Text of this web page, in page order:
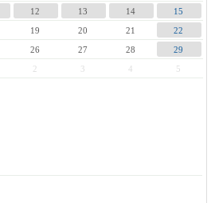
12 13 14
15
19 20 21
22
26 27 28
29
3 4 5